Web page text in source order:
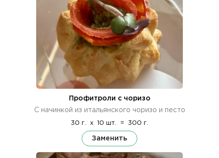
Профитроли с чоризо
С начинкой из итальянского чоризо и песто
30 г. x 10 шт. = 300 г.
Заменить